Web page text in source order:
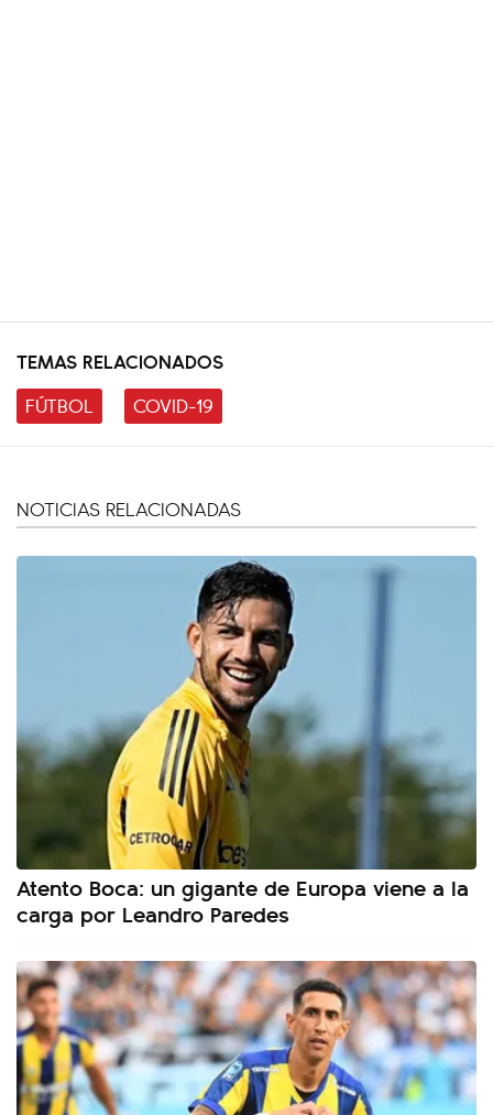
TEMAS RELACIONADOS
FÚTBOL
COVID-19
NOTICIAS RELACIONADAS
Atento Boca: un gigante de Europa viene a la
carga por Leandro Paredes